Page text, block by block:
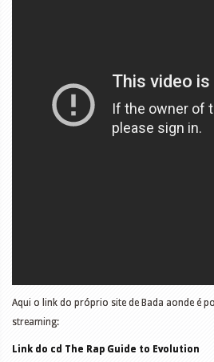
Aqui o link do próprio site de Bada aonde é
streaming:
Link do cd The Rap Guide to Evolution